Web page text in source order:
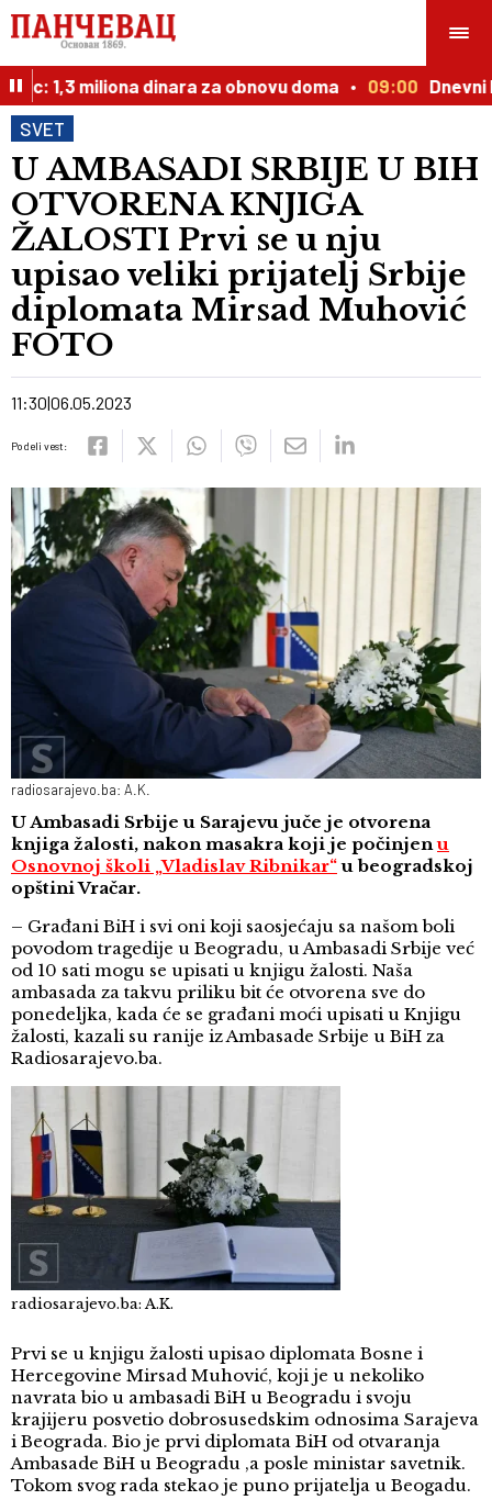
1,3 miliona dinara za obnovu doma 09:00 Dnevni
SVET
U AMBASADI SRBIJE U BIH
OTVORENA KNJIGA
ŽALOSTI Prvi se u nju
upisao veliki prijatelj Srbije
diplomata Mirsad Muhović
FOTO
11:30 06.05.2023
Podeli vest:
radiosarajevo.ba: A.K.
U Ambasadi Srbije u Sarajevu juče je otvorena
knjiga žalosti, nakon masakra koji je počinjenu
Osnovnoj školi „Vladislav Ribnikar“u beogradskoj
opštini Vračar.
– Građani BiH i svi oni koji saosjećaju sa našom boli
povodom tragedije u Beogradu, u Ambasadi Srbije već
od 10 sati mogu se upisati u knjigu žalosti. Naša
ambasada za takvu priliku bit će otvorena sve do
ponedeljka, kada će se građani moći upisati u Knjigu
žalosti, kazali su ranije iz Ambasade Srbije u BiH za
Radiosarajevo.ba.
radiosarajevo.ba: A.K.
Prvi se u knjigu žalosti upisao diplomata Bosne i
Hercegovine Mirsad Muhović, koji je u nekoliko
navrata bio u ambasadi BiH u Beogradu i svoju
krajijeru posvetio dobrosusedskim odnosima Sarajeva
i Beograda. Bio je prvi diplomata BiH od otvaranja
Ambasade BiH u Beogradu ,a posle ministar savetnik.
Tokom svog rada stekao je puno prijatelja u Beogadu.